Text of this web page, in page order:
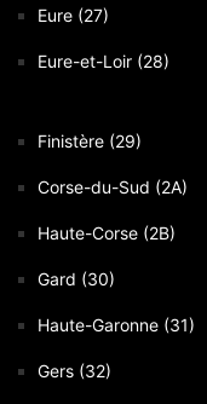
Eure (27)
Eure-et-Loir (28)
Finistère (29)
Corse-du-Sud (2A)
Haute-Corse (2B)
Gard (30)
Haute-Garonne (31)
Gers (32)